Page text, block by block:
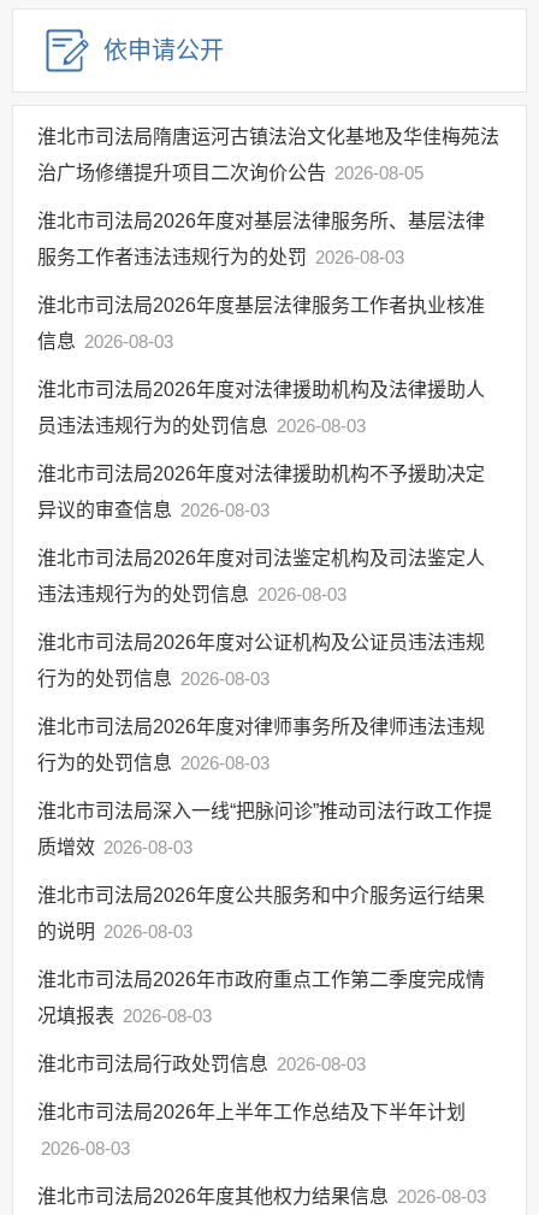
公务员及事业单位招录
应急管理
回应关切
监督保障
其他法定信息
依申请公开
淮北市司法局隋唐运河古镇法治文化基地及华佳梅苑法
治广场修缮提升项目二次询价公告 2026-08-05
淮北市司法局2026年度对基层法律服务所、基层法律
服务工作者违法违规行为的处罚 2026-08-03
淮北市司法局2026年度基层法律服务工作者执业核准
信息 2026-08-03
淮北市司法局2026年度对法律援助机构及法律援助人
员违法违规行为的处罚信息 2026-08-03
淮北市司法局2026年度对法律援助机构不予援助决定
异议的审查信息 2026-08-03
淮北市司法局2026年度对司法鉴定机构及司法鉴定人
违法违规行为的处罚信息 2026-08-03
淮北市司法局2026年度对公证机构及公证员违法违规
行为的处罚信息 2026-08-03
淮北市司法局2026年度对律师事务所及律师违法违规
行为的处罚信息 2026-08-03
淮北市司法局深入一线“把脉问诊”推动司法行政工作提
质增效 2026-08-03
淮北市司法局2026年度公共服务和中介服务运行结果
的说明 2026-08-03
淮北市司法局2026年市政府重点工作第二季度完成情
况填报表 2026-08-03
淮北市司法局行政处罚信息 2026-08-03
淮北市司法局2026年上半年工作总结及下半年计划
2026-08-03
淮北市司法局2026年度其他权力结果信息 2026-08-03